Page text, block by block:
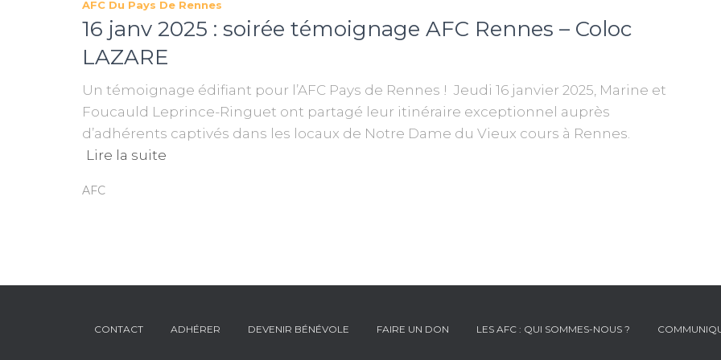
AFC Du Pays De Rennes
16 janv 2025 : soirée témoignage AFC Rennes – Coloc
LAZARE
Un témoignage édifiant pour l’AFC Pays de Rennes ! Jeudi 16 janvier 2025, Marine et
Foucauld Leprince-Ringuet ont partagé leur itinéraire exceptionnel auprès
d’adhérents captivés dans les locaux de Notre Dame du Vieux cours à Rennes.
Lire la suite
AFC
CONTACT ADHÉRER DEVENIR BÉNÉVOLE FAIRE UN DON LES AFC : QUI SOMMES-NOUS ?